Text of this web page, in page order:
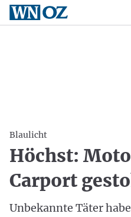
Blaulicht
Höchst:
Carport
Unbekannte Täter